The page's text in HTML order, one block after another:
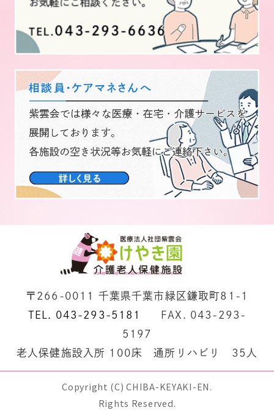
Layer）による暗号化措置を講じていま
す。
本人の同意がある場合又は法令に基づ
く場合を除き、取得した個人情報を第
三者に提供することはありません。
開示対象個人情報の開示等およびお問
い合わせ窓口について以下となりま
す。
個人情報の利用目的の通知・開示・内
停止・消去は、下部の「お問い合わせ
先」をご利用ください下さい。
事業者の名称
医療法人社団 紫雲会 けやき園
〒266-0011
千葉県千葉市緑区鎌取町81-1
TEL.043-293-5181
〒266-0011 千葉県千葉市緑区鎌取町81-1
TEL. 043-293-5181
FAX. 043-293-
5197
老人保健施設入所 100床 通所リハビリ 35人
Copyright (C) CHIBA-KEYAKI-EN.
Rights Reserved.